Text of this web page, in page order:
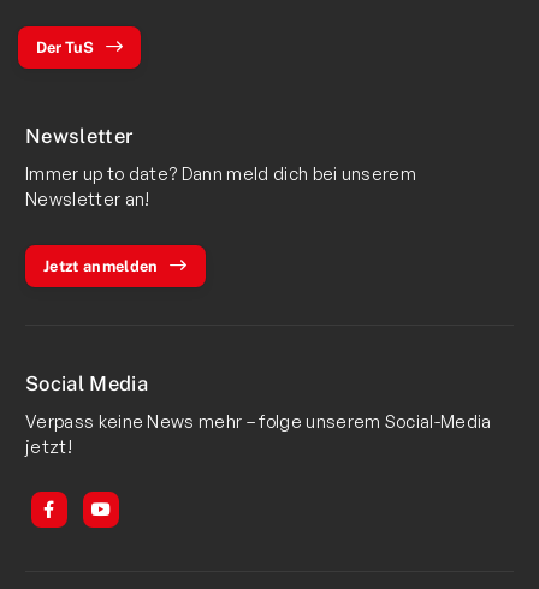
Der TuS
Newsletter
Immer up to date? Dann meld dich bei unserem
Newsletter an!
Jetzt anmelden
Social Media
Verpass keine News mehr – folge unserem Social-Media
jetzt!